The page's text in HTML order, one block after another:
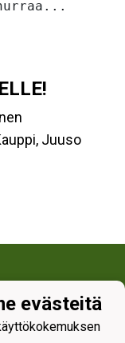
Juuso
evästeitä